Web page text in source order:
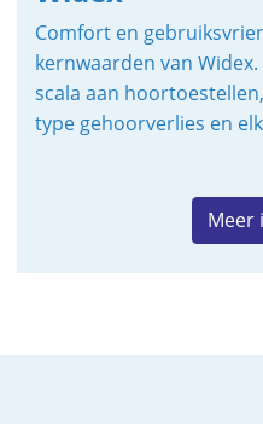
Comfort en
kernwaarden van
scala aan
type gehoorverlies en
Meer